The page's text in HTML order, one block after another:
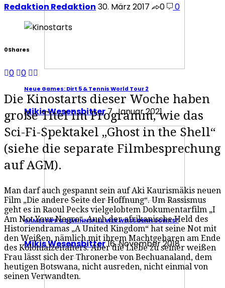
Neue Games: Dirt 5 & Tennis World Tour 2
Mikis Wesensbitter7. Januar 2021
GAMESTIPP & GEWINNSPIEL: WER WEISS DENN SOWAS?
Mikis Wesensbitter16. November 2018
Redaktion Redaktion 30. März 2017 0 0
0Shares
0 0
Die Kinostarts dieser Woche haben
große Titel im Programm, wie das
Sci-Fi-Spektakel „Ghost in the Shell“
(siehe die separate Filmbesprechung
auf AGM).
Man darf auch gespannt sein auf Aki Kaurismäkis neuen
Film „Die andere Seite der Hoffnung“. Um Rassismus
geht es in Raoul Pecks vielgelobtem Dokumentarfilm „I
Am Not Your Negro“. Auch der afrikanische Held des
Historiendramas „A United Kingdom“ hat seine Not mit
den Weißen, nämlich mit ihrem Machtgebaren am Ende
des Kolonialzeitalters. Aber die Liebe zu seiner weißen
Frau lässt sich der Thronerbe von Bechuanaland, dem
heutigen Botswana, nicht ausreden, nicht einmal von
seinen Verwandten.